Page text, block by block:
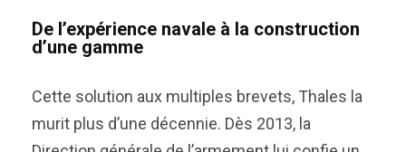
De l’expérience navale à la construction
d’une gamme
Cette solution aux multiples brevets, Thales la
murit plus d’une décennie. Dès 2013, la